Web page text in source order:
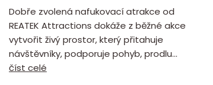
Dobře zvolená nafukovací atrakce od
REATEK Attractions dokáže z běžné akce
vytvořit živý prostor, který přitahuje
návštěvníky, podporuje pohyb, prodlu...
číst celé